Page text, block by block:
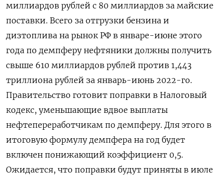
миллиардов рублей с 80 миллиардов за майские
поставки. Всего за отгрузки бензина и
дизтоплива на рынок РФ в январе-июне этого
года по демпферу нефтяники должны получить
свыше 610 миллиардов рублей против 1,443
триллиона рублей за январь-июнь 2022-го.
Правительство готовит поправки в Налоговый
кодекс, уменьшающие вдвое выплаты
нефтепереработчикам по демпферу. Для этого в
итоговую формулу демпфера на год будет
включен понижающий коэффициент 0,5.
Ожидается, что поправки будут приняты в июле